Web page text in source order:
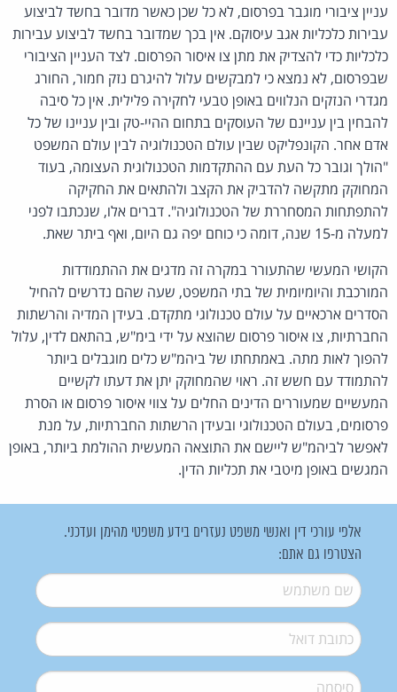
עניין ציבורי מוגבר בפרסום, לא כל שכן כאשר מדובר בחשד לביצוע
עבירות כלכליות אגב עיסוקם. אין בכך שמדובר בחשד לביצוע עבירות
כלכליות כדי להצדיק את מתן צו איסור הפרסום. לצד העניין הציבורי
שבפרסום, לא נמצא כי למבקשים עלול להיגרם נזק חמור, החורג
מגדרי הנזקים הנלווים באופן טבעי לחקירה פלילית. אין כל סיבה
להבחין בין עניינם של העוסקים בתחום ההיי-טק ובין עניינו של כל
אדם אחר. הקונפליקט שבין עולם הטכנולוגיה לבין עולם המשפט
"הולך וגובר כל העת עם ההתקדמות הטכנולוגית העצומה, בעוד
המחוקק מתקשה להדביק את הקצב ולהתאים את החקיקה
להתפתחות המסחררת של הטכנולוגיה". דברים אלו, שנכתבו לפני
למעלה מ-15 שנה, דומה כי כוחם יפה גם היום, ואף ביתר שאת.
הקושי המעשי שהתעורר במקרה זה מדגים את ההתמודדות
המורכבת והיומיומית של בתי המשפט, שעה שהם נדרשים להחיל
הסדרים ארכאיים על עולם טכנולוגי מתקדם. בעידן המדיה והרשתות
החברתיות, צו איסור פרסום שהוצא על ידי בימ"ש, בהתאם לדין, עלול
להפוך לאות מתה. באמתחתו של ביהמ"ש כלים מוגבלים ביותר
להתמודד עם חשש זה. ראוי שהמחוקק יתן את דעתו לקשיים
המעשיים שמעוררים הדינים החלים על צווי איסור פרסום או הסרת
פרסומים, בעולם הטכנולוגי ובעידן הרשתות החברתיות, על מנת
לאפשר לביהמ"ש ליישם את התוצאה המעשית ההולמת ביותר, באופן
המגשים באופן מיטבי את תכליות הדין.
אלפי עורכי דין ואנשי משפט נעזרים בידע משפטי מהימן ועדכני.
הצטרפו גם אתם:
שם משתמש*
דואל*
סיסמה*